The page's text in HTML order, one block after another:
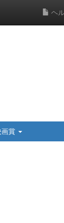
ヘ
画賞